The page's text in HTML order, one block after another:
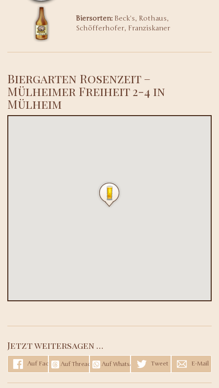
Biersorten: Beck's, Rothaus,
Schöfferhofer, Franziskaner
Biergarten Rosenzeit –
Mülheimer Freiheit 2-4 in
Mülheim
Jetzt weitersagen …
Auf Facebook teilenAuf Threads teilenAuf WhatsApp teilenTweet E-Mail